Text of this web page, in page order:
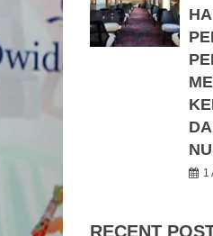
1
RECENT